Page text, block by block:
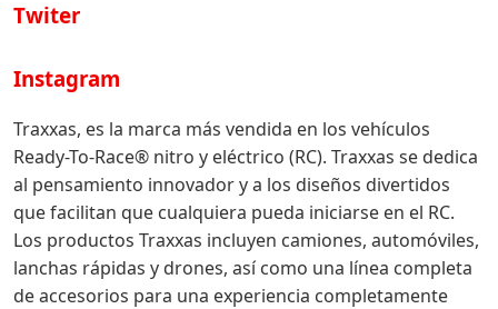
Twiter
Instagram
Traxxas, es la marca más vendida en los vehículos
Ready-To-Race® nitro y eléctrico (RC). Traxxas se dedica
al pensamiento innovador y a los diseños divertidos
que facilitan que cualquiera pueda iniciarse en el RC.
Los productos Traxxas incluyen camiones, automóviles,
lanchas rápidas y drones, así como una línea completa
de accesorios para una experiencia completamente